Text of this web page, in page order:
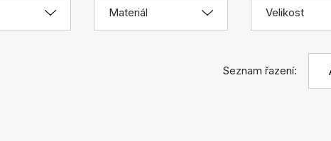
Materiál Velikost
Seznam řazení: